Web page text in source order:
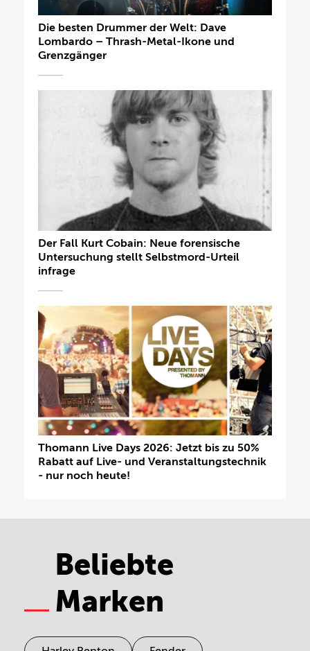
Die besten Drummer der Welt: Dave
Lombardo – Thrash-Metal-Ikone und
Grenzgänger
Der Fall Kurt Cobain: Neue forensische
Untersuchung stellt Selbstmord-Urteil
infrage
Thomann Live Days 2026: Jetzt bis zu 50%
Rabatt auf Live- und Veranstaltungstechnik
- nur noch heute!
Beliebte
Marken